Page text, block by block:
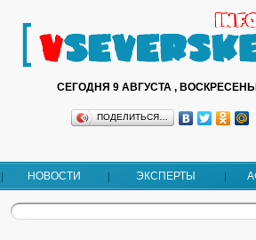
СЕГОДНЯ 9 АВГУСТА ,
ПОДЕЛИТЬСЯ…
НОВОСТИ ЭКСПЕРТЫ